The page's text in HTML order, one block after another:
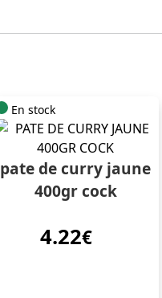
En stock
pate de curry jaune
400gr cock
4.22€